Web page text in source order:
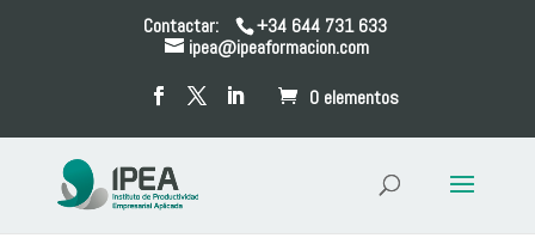
Contactar:
+34 644 731 633
ipea@ipeaformacion.com
0 elementos